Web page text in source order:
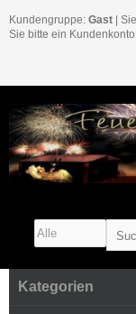
Kundengruppe: Gast |
Sie bitte ein
Kategorien